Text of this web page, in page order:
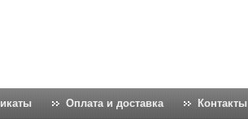
Оплата и доставка Контакты